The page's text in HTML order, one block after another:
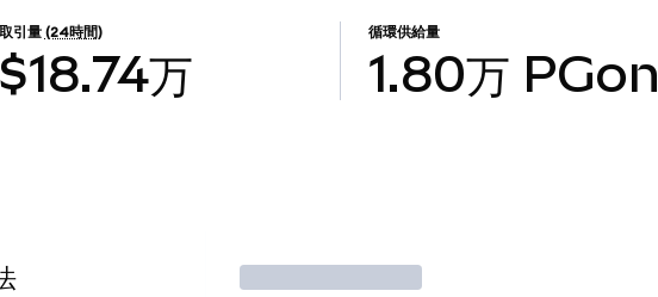
取引量 (24時間)
$18.74万
循環供給量
1.80万 PGon
取引